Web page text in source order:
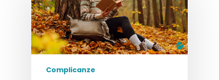
Complicanze